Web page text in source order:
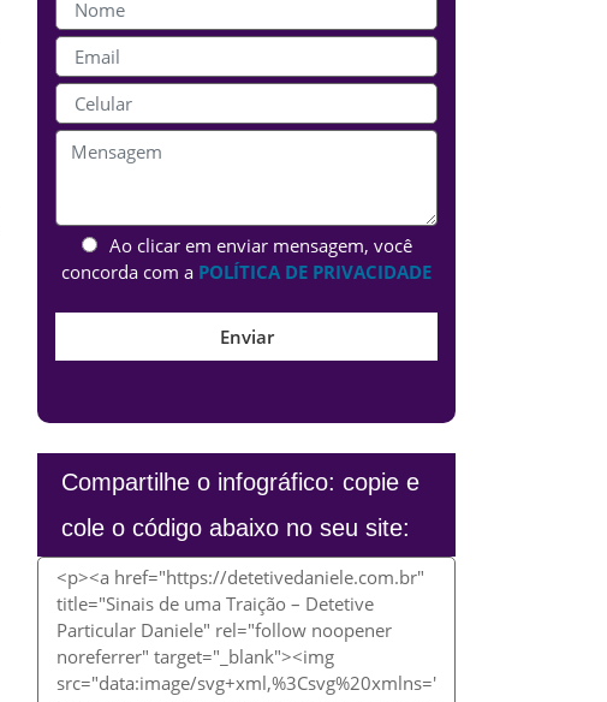
Ao clicar em enviar mensagem, você
concorda com a POLÍTICA DE PRIVACIDADE
Compartilhe o infográfico: copie e
cole o código abaixo no seu site: